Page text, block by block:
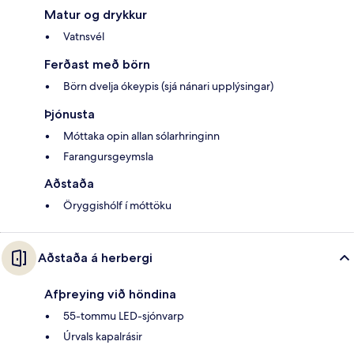
Matur og drykkur
Vatnsvél
Ferðast með börn
Börn dvelja ókeypis (sjá nánari upplýsingar)
Þjónusta
Móttaka opin allan sólarhringinn
Farangursgeymsla
Aðstaða
Öryggishólf í móttöku
Aðstaða á herbergi
Afþreying við höndina
55-tommu LED-sjónvarp
Úrvals kapalrásir